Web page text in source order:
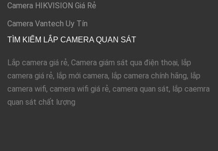
Camera HIKVISION Giá Rẻ
Camera Vantech Uy Tín
TÌM KIẾM LẮP CAMERA QUAN SÁT
Lắp camera giá rẻ, Camera giám sát qua điện thoại, lắp
camera giá rẻ, lắp mới camera, lắp camera chính hãng, lắp
camera wifi, camera wifi giá rẻ, camera quan sát, lắp caemra
quan sát chất lượng